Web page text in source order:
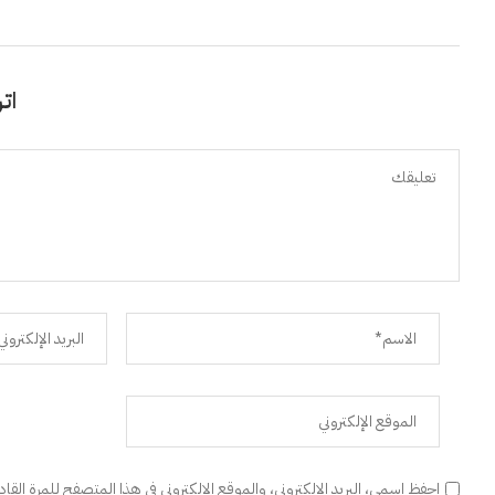
احفظ اسمي، البريد الإلكتروني، والموقع الإلكتروني في هذا المتصفح للمرة